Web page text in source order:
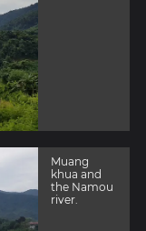
Muang
khua and
the Namou
river.